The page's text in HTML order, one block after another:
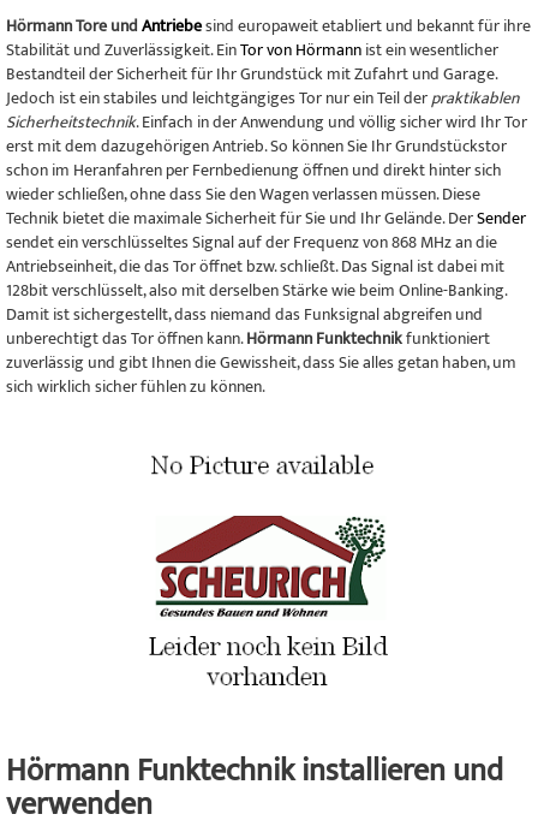
Hörmann Tore undAntriebesind europaweit etabliert und bekannt für ihre
Stabilität und Zuverlässigkeit. EinTor von Hörmannist ein wesentlicher
Bestandteil der Sicherheit für Ihr Grundstück mit Zufahrt und Garage.
Jedoch ist ein stabiles und leichtgängiges Tor nur ein Teil derpraktikablen
Sicherheitstechnik. Einfach in der Anwendung und völlig sicher wird Ihr Tor
erst mit dem dazugehörigen Antrieb. So können Sie Ihr Grundstückstor
schon im Heranfahren per Fernbedienung öffnen und direkt hinter sich
wieder schließen, ohne dass Sie den Wagen verlassen müssen. Diese
Technik bietet die maximale Sicherheit für Sie und Ihr Gelände. DerSender
sendet ein verschlüsseltes Signal auf der Frequenz von 868 MHz an die
Antriebseinheit, die das Tor öffnet bzw. schließt. Das Signal ist dabei mit
128bit verschlüsselt, also mit derselben Stärke wie beim Online-Banking.
Damit ist sichergestellt, dass niemand das Funksignal abgreifen und
unberechtigt das Tor öffnen kann.Hörmann Funktechnikfunktioniert
zuverlässig und gibt Ihnen die Gewissheit, dass Sie alles getan haben, um
sich wirklich sicher fühlen zu können.
Hörmann Funktechnik installieren und
verwenden